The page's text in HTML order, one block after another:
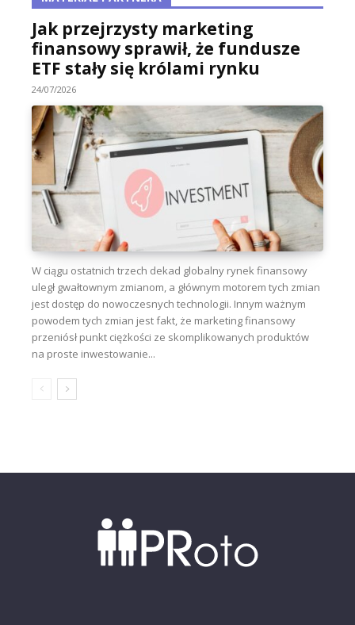
Jak przejrzysty marketing
finansowy sprawił, że fundusze
ETF stały się królami rynku
24/07/2026
W ciągu ostatnich trzech dekad globalny rynek finansowy
uległ gwałtownym zmianom, a głównym motorem tych zmian
jest dostęp do nowoczesnych technologii. Innym ważnym
powodem tych zmian jest fakt, że marketing finansowy
przeniósł punkt ciężkości ze skomplikowanych produktów
na proste inwestowanie...